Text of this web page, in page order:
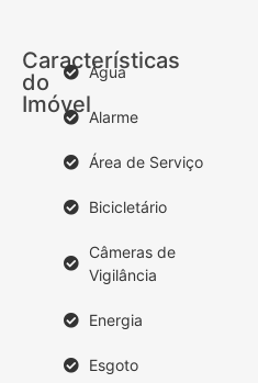
Características
do
Imóvel
Água
Alarme
Área de Serviço
Bicicletário
Câmeras de
Vigilância
Energia
Esgoto